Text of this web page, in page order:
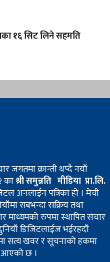
१६ सिट लिने सहमति
जगतमा क्रान्ती थप्दै नयाँ
काश्री समुन्नति मीडिया प्रा.लि.
अनलाईन पत्रिका हो । मेची
सबभन्दा सक्रिय तथा
माध्यमको रुपमा स्थापित संचार
डिजिटलाईज भईरहदाँ
सत्य खवर र सूचनाको हकमा
आएको छ ।